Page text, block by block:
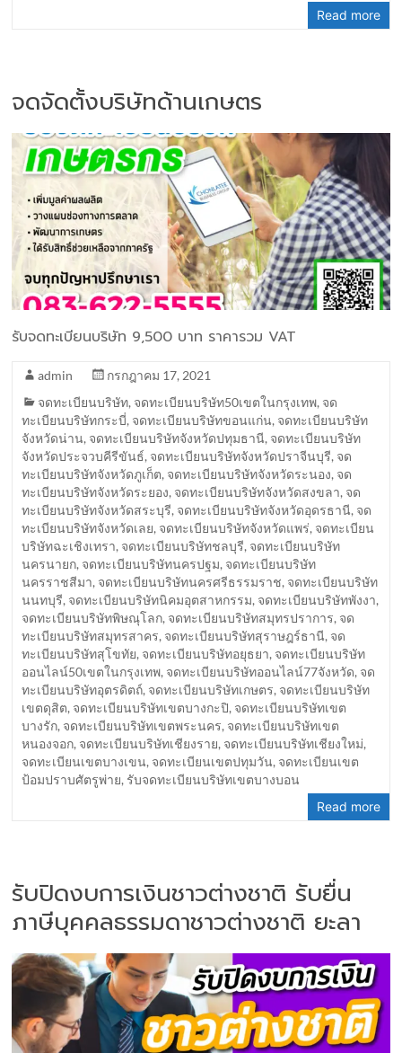
Read more
จดจัดตั้งบริษัทด้านเกษตร
รับจดทะเบียนบริษัท 9,500 บาท ราคารวม VAT
admin
กรกฎาคม 17, 2021
จดทะเบียนบริษัท, จดทะเบียนบริษัท50เขตในกรุงเทพ, จด
ทะเบียนบริษัทกระบี่, จดทะเบียนบริษัทขอนแก่น, จดทะเบียนบริษัท
จังหวัดน่าน, จดทะเบียนบริษัทจังหวัดปทุมธานี, จดทะเบียนบริษัท
จังหวัดประจวบคีรีขันธ์, จดทะเบียนบริษัทจังหวัดปราจีนบุรี, จด
ทะเบียนบริษัทจังหวัดภูเก็ต, จดทะเบียนบริษัทจังหวัดระนอง, จด
ทะเบียนบริษัทจังหวัดระยอง, จดทะเบียนบริษัทจังหวัดสงขลา, จด
ทะเบียนบริษัทจังหวัดสระบุรี, จดทะเบียนบริษัทจังหวัดอุดรธานี, จด
ทะเบียนบริษัทจังหวัดเลย, จดทะเบียนบริษัทจังหวัดแพร่, จดทะเบียน
บริษัทฉะเชิงเทรา, จดทะเบียนบริษัทชลบุรี, จดทะเบียนบริษัท
นครนายก, จดทะเบียนบริษัทนครปฐม, จดทะเบียนบริษัท
นครราชสีมา, จดทะเบียนบริษัทนครศรีธรรมราช, จดทะเบียนบริษัท
นนทบุรี, จดทะเบียนบริษัทนิคมอุตสาหกรรม, จดทะเบียนบริษัทพังงา,
จดทะเบียนบริษัทพิษณุโลก, จดทะเบียนบริษัทสมุทรปราการ, จด
ทะเบียนบริษัทสมุทรสาคร, จดทะเบียนบริษัทสุราษฎร์ธานี, จด
ทะเบียนบริษัทสุโขทัย, จดทะเบียนบริษัทอยุธยา, จดทะเบียนบริษัท
ออนไลน์50เขตในกรุงเทพ, จดทะเบียนบริษัทออนไลน์77จังหวัด, จด
ทะเบียนบริษัทอุตรดิตถ์, จดทะเบียนบริษัทเกษตร, จดทะเบียนบริษัท
เขตดุสิต, จดทะเบียนบริษัทเขตบางกะปิ, จดทะเบียนบริษัทเขต
บางรัก, จดทะเบียนบริษัทเขตพระนคร, จดทะเบียนบริษัทเขต
หนองจอก, จดทะเบียนบริษัทเชียงราย, จดทะเบียนบริษัทเชียงใหม่,
จดทะเบียนเขตบางเขน, จดทะเบียนเขตปทุมวัน, จดทะเบียนเขต
ป้อมปราบศัตรูพ่าย, รับจดทะเบียนบริษัทเขตบางบอน
Read more
รับปิดงบการเงินชาวต่างชาติ รับยื่น
ภาษีบุคคลธรรมดาชาวต่างชาติ ยะลา